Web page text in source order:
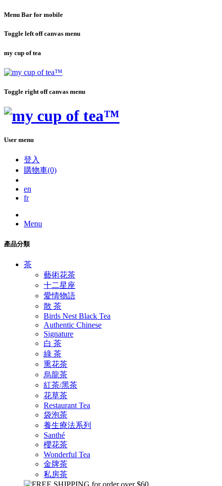
Menu Bar for mobile
Toggle left off canvas menu
my cup of tea
Toggle right off canvas menu
User menu
登入
購物車(0)
en
fr
Menu
產品分類
茶
藝術花茶
十二星座
愛情物語
散 茶
Birds Nest Black Tea
Authentic Chinese
Signature
白 茶
綠 茶
熏花茶
烏龍茶
紅茶/黑茶
花草茶
Restaurant Tea
袋泡茶
養生療法系列
Santhé
櫻花茶
Wonderful Tea
金牌茶
私房茶